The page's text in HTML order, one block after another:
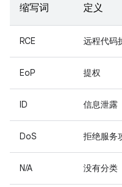
缩写词 定义
RCE 远程代码
EoP 提权
ID 信息泄露
DoS 拒绝服务
N/A 没有分类